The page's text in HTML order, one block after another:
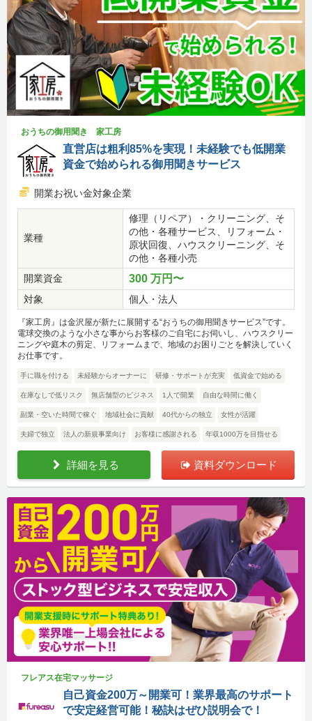
おうちの御用聞き 家工房
直営店は粗利85%を実現！未経験でも低開業
資金で始められる御用聞きサービス
開業お祝い金対象企業
業種
修理（リペア）・クリーニング、そ
の他・各種サービス、リフォーム・
原状回復、ハウスクリーニング、そ
の他・各種小売
開業資金
300 万円〜
対象 個人・法人
『家工房』は金沢屋が新たに展開する“おうちの御用聞きサービス”です。
電球交換のような小さな事からお客様のご自宅にお伺いし、ハウスクリー
ニングや庭木の剪定、リフォームまで、地域のお困りごとを解決していく
お仕事です。
手に職を付ける 未経験からオーナーに 研修・サポートが充実 低資金で始める
在庫なしで低リスク 無店舗型のビジネス 1人で開業 自由な時間に働く
副業・空いた時間で稼ぐ 地域社会に貢献 40代からの独立 女性が活躍
夫婦で独立 法人の新規事業向け お客様に感謝される 年収1000万を目指せる
詳細を見る 資料ダウンロード
フレアス在宅マッサージ
自己資金200万～開業可！業界最高のサポート
で安定経営可能！秘訣はぜひ説明会で！